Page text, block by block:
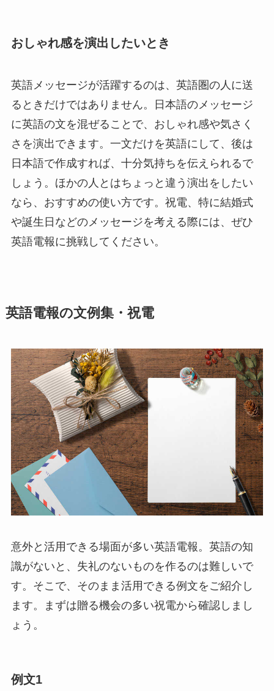
おしゃれ感を演出したいとき
英語メッセージが活躍するのは、英語圏の人に送
るときだけではありません。日本語のメッセージ
に英語の文を混ぜることで、おしゃれ感や気さく
さを演出できます。一文だけを英語にして、後は
日本語で作成すれば、十分気持ちを伝えられるで
しょう。ほかの人とはちょっと違う演出をしたい
なら、おすすめの使い方です。祝電、特に結婚式
や誕生日などのメッセージを考える際には、ぜひ
英語電報に挑戦してください。
英語電報の文例集・祝電
意外と活用できる場面が多い英語電報。英語の知
識がないと、失礼のないものを作るのは難しいで
す。そこで、そのまま活用できる例文をご紹介し
ます。まずは贈る機会の多い祝電から確認しまし
ょう。
例文1